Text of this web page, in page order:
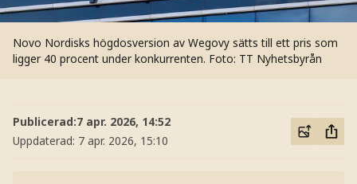
Novo Nordisks högdosversion av Wegovy sätts till ett pris som
ligger 40 procent under konkurrenten. Foto: TT Nyhetsbyrån
Publicerad:7 apr. 2026, 14:52
Uppdaterad: 7 apr. 2026, 15:10